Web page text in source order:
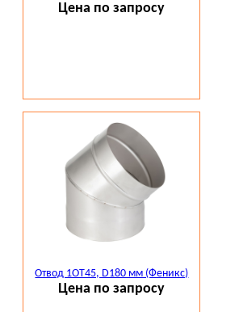
Цена по запросу
Отвод 1ОТ45, D180 мм (Феникс)
Цена по запросу